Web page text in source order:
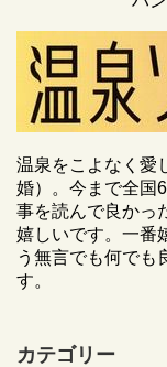
温泉をこよなく愛
婚）。今まで全国
事を読んで良かっ
嬉しいです。一番
う無言でも何でも
す。
カテゴリー